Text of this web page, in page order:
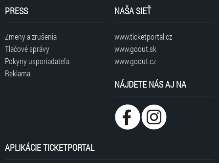
PRESS
Zmeny a zrušenia
Tlačové správy
Pokyny usporiadateľa
Reklama
NAŠA SIEŤ
www.ticketportal.cz
www.goout.sk
www.goout.cz
NÁJDETE NÁS AJ NA
APLIKÁCIE TICKETPORTAL